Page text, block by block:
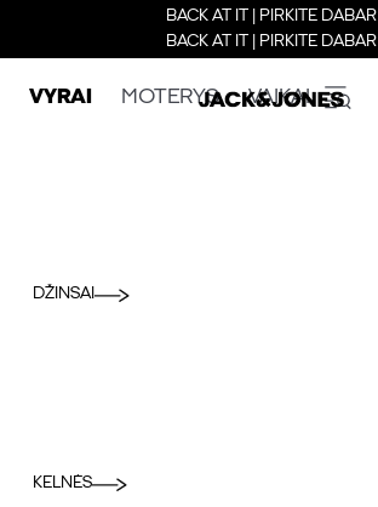
BACK AT IT | PIRKITE DABAR
BACK AT IT | PIRKITE DABAR
VYRAI MOTERYS VAIKAI
DŽINSAI
KELNĖS